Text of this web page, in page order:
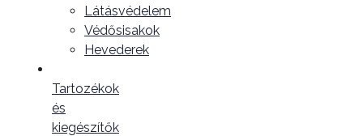
Látásvédelem
Védősisakok
Hevederek
Tartozékok
és
kiegészítők